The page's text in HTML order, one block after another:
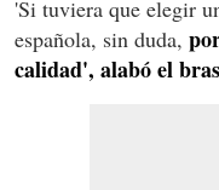
'Si tuviera que elegir
española, sin duda,
calidad', alabó el